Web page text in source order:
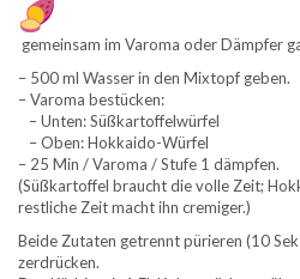
gemeinsam im Varoma oder Dämpfer
– 500 ml Wasser in den Mixtopf geben.
– Varoma bestücken:
– Unten: Süßkartoffelwürfel
– Oben: Hokkaido-Würfel
– 25 Min / Varoma / Stufe 1 dämpfen.
(Süßkartoffel braucht die volle Zeit;
restliche Zeit macht ihn cremiger.)
Beide Zutaten getrennt pürieren (10
zerdrücken.